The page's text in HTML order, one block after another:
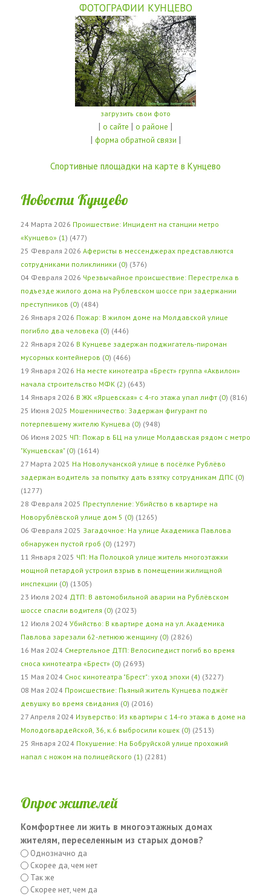
ФОТОГРАФИИ КУНЦЕВО
загрузить свои фото
| о сайте | о районе |
| форма обратной связи |
Спортивные площадки на карте в Кунцево
Новости Кунцево
24 Марта 2026 Проишествие: Инцидент на станции метро
«Кунцево» (1 ) (477)
25 Февраля 2026 Аферисты в мессенджерах представляются
сотрудниками поликлиники (0) (376)
04 Февраля 2026 Чрезвычайное происшествие: Перестрелка в
подъезде жилого дома на Рублевском шоссе при задержании
преступников (0) (484)
26 Января 2026 Пожар: В жилом доме на Молдавской улице
погибло два человека (0) (446)
22 Января 2026 В Кунцеве задержан поджигатель-пироман
мусорных контейнеров (0) (466)
19 Января 2026 На месте кинотеатра «Брест» группа «Аквилон»
начала строительство МФК (2) (643)
14 Января 2026 В ЖК «Ярцевская» с 4-го этажа упал лифт (0) (816)
25 Июня 2025 Мошенничество: Задержан фигурант по
потерпевшему жителю Кунцева (0) (948)
06 Июня 2025 ЧП: Пожар в БЦ на улице Молдавская рядом с метро
"Кунцевская" (0) (1614)
27 Марта 2025 На Новолучанской улице в посёлке Рублёво
задержан водитель за попытку дать взятку сотрудникам ДПС (0)
(1277)
28 Февраля 2025 Преступление: Убийство в квартире на
Новорублёвской улице дом 5 (0) (1265)
06 Февраля 2025 Загадочное: На улице Академика Павлова
обнаружен пустой гроб (0) (1297)
11 Января 2025 ЧП: На Полоцкой улице житель многоэтажки
мощной петардой устроил взрыв в помещении жилищной
инспекции (0) (1305)
23 Июля 2024 ДТП: В автомобильной аварии на Рублёвском
шоссе спасли водителя (0) (2023)
12 Июля 2024 Убийство: В квартире дома на ул. Академика
Павлова зарезали 62-летнюю женщину (0) (2826)
16 Мая 2024 Смертельное ДТП: Велосипедист погиб во время
сноса кинотеатра «Брест» (0) (2693)
15 Мая 2024 Снос кинотеатра "Брест": уход эпохи (4) (3227)
08 Мая 2024 Происшествие: Пьяный житель Кунцева поджёг
девушку во время свидания (0) (2016)
27 Апреля 2024 Изуверство: Из квартиры с 14-го этажа в доме на
Молодогвардейской, 36, к.6 выбросили кошек (0) (2513)
25 Января 2024 Покушение: На Бобруйской улице прохожий
напал с ножом на полицейского (1 ) (2281)
Опрос жителей
Комфортнее ли жить в многоэтажных домах
жителям, переселенным из старых домов?
Однозначно да
Скорее да, чем нет
Так же
Скорее нет, чем да